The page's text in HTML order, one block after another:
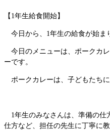
【1年生給食開始】
今日から、1年生の給食が始ま
今日のメニューは、ポークカ
ーです。
ポークカレーは、子どもたちに
1年生のみなさんは、準備の仕
仕方など、担任の先生に丁寧に教